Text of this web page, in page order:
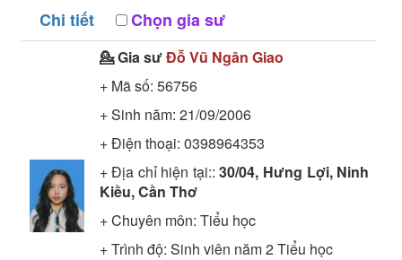
Chi tiết Chọn gia sư
💁 Gia sưĐỗ Vũ Ngân Giao
+ Mã số: 56756
+ Sinh năm: 21/09/2006
+ Điện thoại: 0398964353
+ Địa chỉ hiện tại::30/04, Hưng Lợi, Ninh
Kiều, Cần Thơ
+ Chuyên môn: Tiểu học
+ Trình độ: Sinh viên năm 2Tiểu học